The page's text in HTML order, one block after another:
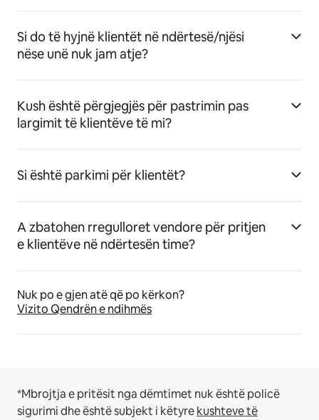
Si do të hyjnë klientët në ndërtesë/njësi
nëse unë nuk jam atje?
Kush është përgjegjës për pastrimin pas
largimit të klientëve të mi?
Si është parkimi për klientët?
A zbatohen rregulloret vendore për pritjen
e klientëve në ndërtesën time?
Nuk po e gjen atë që po kërkon?
Vizito Qendrën e ndihmës
*Mbrojtja e pritësit nga dëmtimet nuk është policë
sigurimi dhe është subjekt i këtyrekushteve të